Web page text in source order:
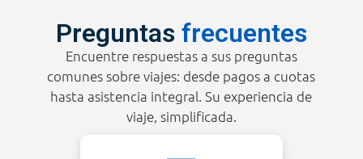
Preguntas frecuentes
Encuentre respuestas a sus preguntas
comunes sobre viajes: desde pagos a cuotas
hasta asistencia integral. Su experiencia de